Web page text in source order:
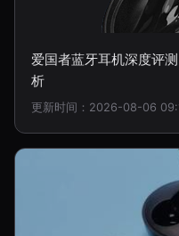
爱国者蓝牙耳机深度评
析
更新时间：2026-08-06